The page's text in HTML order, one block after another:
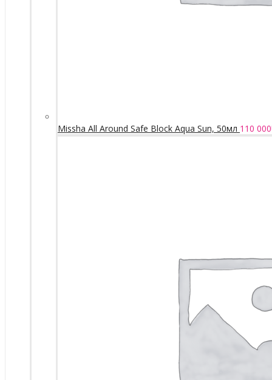
Missha All Around Safe Block Aqua Sun, 50мл 110 000